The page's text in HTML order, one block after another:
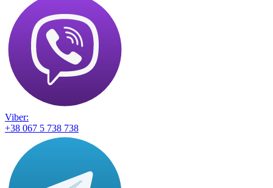
Viber:
+38 067 5 738 738